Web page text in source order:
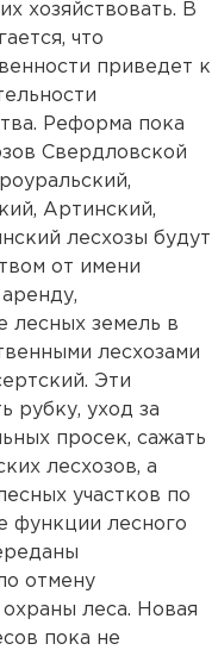
хозяйствовать. В
что
приведет к
Реформа пока
Свердловской
Артинский,
лесхозы будут
от имени
лесных земель в
лесхозами
Эти
рубку, уход за
просек, сажать
лесхозов, а
участков по
функции лесного
отмену
леса. Новая
пока не